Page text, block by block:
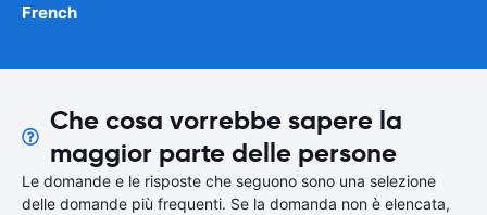
French
Che cosa vorrebbe sapere la
maggior parte delle persone
Le domande e le risposte che seguono sono una selezione
delle domande più frequenti. Se la domanda non è elencata,